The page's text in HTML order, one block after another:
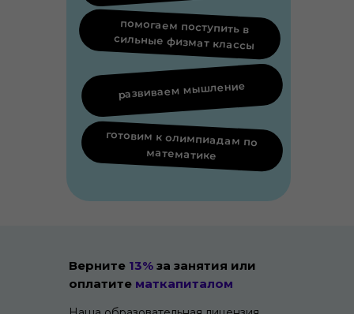
помогаем поступить в
сильные физмат классы
развиваем мышление
готовим к олимпиадам по
математике
Верните 13% за занятия или
оплатите маткапиталом